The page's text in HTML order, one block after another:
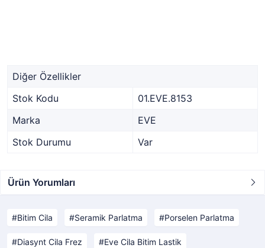
Diğer Özellikler
Stok Kodu
01.EVE.8153
Marka
EVE
Stok Durumu
Var
Ürün Yorumları
Bitim Cila Seramik Parlatma Porselen Parlatma
Diasynt Cila Frez Eve Cila Bitim Lastik